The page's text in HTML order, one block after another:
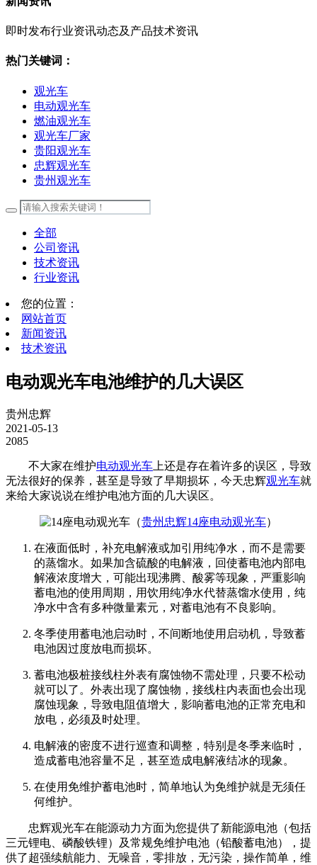
即时发布行业资讯动态及产品技术资讯
热门关键词：
观光车
电动观光车
燃油观光车
观光车厂家
贵阳观光车
忠辉观光车
贵州观光车
全部
公司资讯
技术资讯
行业资讯
您的位置：
网站首页
新闻资讯
技术资讯
电动观光车电池维护的几大误区
贵州忠辉
2021-05-13
2085
不大家在维护电动观光车 上还是存在着许多的误区，导致
无法很好的保养，甚至是导致了早期损坏，今天忠辉观光车就
来给大家说说在维护电池方面的几大误区。
（贵州忠辉14座电动观光车）
在液面低时，补充电解液或加引用纯净水，而不是需要
的蒸馏水。如果加含硫酸的电解液，回使蓄电池内部电
解液浓度增大，可能出现沸腾、酸雾等现象，严重影响
蓄电池的使用周期，用饮用纯净水代替蒸馏水使用，纯
净水中含有多种微量素元，对蓄电池有不良影响。
冬季使用蓄电池启动时，不间断地使用启动机，导致蓄
电池因过度放电而损坏。
蓄电池极桩接线柱外表有腐蚀物不需处理，只要不松动
就可以了。外表出现了腐蚀物，接线柱内表面也会出现
腐蚀现象，导致电阻值增大，影响蓄电池的正常充电和
放电，必须及时处理。
电解液的密度不进行巡查和调整，特别是冬季来临时，
造成蓄电池容量不足，甚至造成电解液结冰的现象。
在使用免维护蓄电池时，简单地认为免维护就是无须任
何维护。
忠辉观光车在能源动力方面为您提供了新能源电池（包括
三元锂电、磷酸铁锂）及常规免维护电池（铅酸蓄电池），提
供了超强续航能力、无噪音，零排放，无污染，操作简单，维